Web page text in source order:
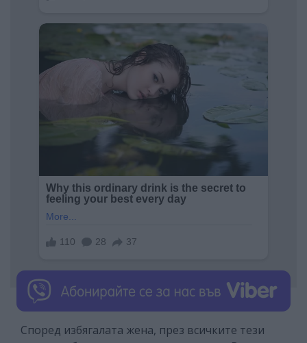
Според избягалата жена, през всичките тези